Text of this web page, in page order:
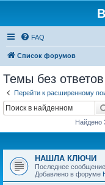
FAQ
Список форумов
Темы без ответов
Перейти к расширенному
Найдено
НАШЛА КЛЮЧИ
Последнее сообщение
Добавлено в форуме